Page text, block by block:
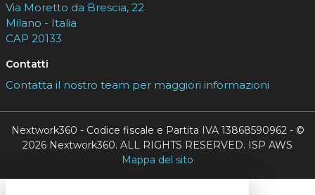
Via Moretto da Brescia, 22
Milano - Italia
CAP 20133
Contatti
Contatta il nostro team per maggiori informazioni
Nextwork360 - Codice fiscale e Partita IVA 13868590962 - ©
2026 Nextwork360. ALL RIGHTS RESERVED. ISP AWS
Mappa del sito